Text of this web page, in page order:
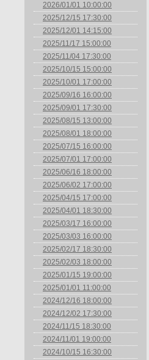
2026/01/01 10:00:00
2025/12/15 17:30:00
2025/12/01 14:15:00
2025/11/17 15:00:00
2025/11/04 17:30:00
2025/10/15 15:00:00
2025/10/01 17:00:00
2025/09/16 16:00:00
2025/09/01 17:30:00
2025/08/15 13:00:00
2025/08/01 18:00:00
2025/07/15 16:00:00
2025/07/01 17:00:00
2025/06/16 18:00:00
2025/06/02 17:00:00
2025/04/15 17:00:00
2025/04/01 18:30:00
2025/03/17 16:00:00
2025/03/03 16:00:00
2025/02/17 18:30:00
2025/02/03 18:00:00
2025/01/15 19:00:00
2025/01/01 11:00:00
2024/12/16 18:00:00
2024/12/02 17:30:00
2024/11/15 18:30:00
2024/11/01 19:00:00
2024/10/15 16:30:00